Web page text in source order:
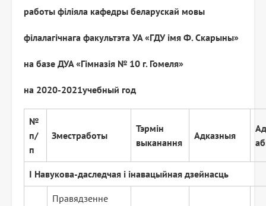
работы філіяла кафедры беларускай мовы
філалагічнага факультэта УА «ГДУ імя Ф. Скарыны»
на базе ДУА «Гімназія № 10 г. Гомеля»
на 2020-2021учебный год
№
п/
п
Зместработы
Тэрмін
выканання
Адказныя
аб
I Навукова-даследчая і інавацыйная дзейнасць
Правядзенне